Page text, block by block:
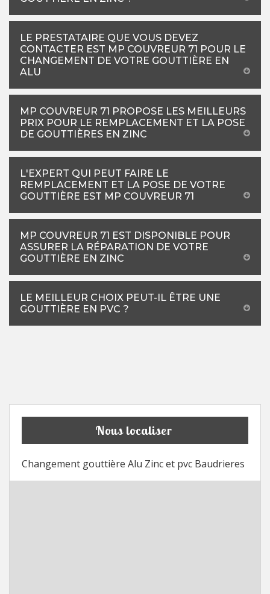
LE PRESTATAIRE QUE VOUS DEVEZ
CONTACTER EST MP COUVREUR 71 POUR LE
CHANGEMENT DE VOTRE GOUTTIÈRE EN
ALU
MP COUVREUR 71 PROPOSE LES MEILLEURS
PRIX POUR LE REMPLACEMENT ET LA POSE
DE GOUTTIÈRES EN ZINC
L'EXPERT QUI PEUT FAIRE LE
REMPLACEMENT ET LA POSE DE VOTRE
GOUTTIÈRE EST MP COUVREUR 71
MP COUVREUR 71 EST DISPONIBLE POUR
ASSURER LA RÉPARATION DE VOTRE
GOUTTIÈRE EN ZINC
LE MEILLEUR CHOIX PEUT-IL ÊTRE UNE
GOUTTIÈRE EN PVC ?
Nous localiser
Changement gouttière Alu Zinc et pvc Baudrieres